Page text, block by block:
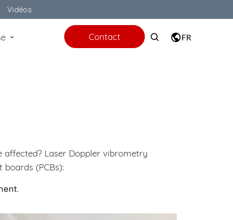
Vidéos
Contact FR
Laser Doppler vibrometry
(PCBs):